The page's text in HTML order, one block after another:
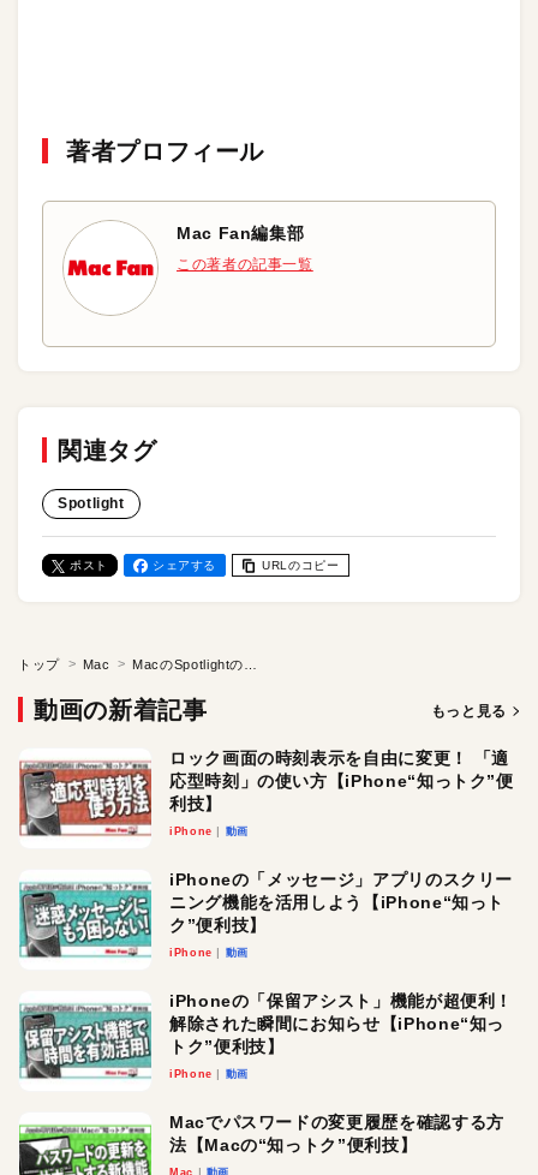
著者プロフィール
Mac Fan編集部
この著者の記事一覧
関連タグ
Spotlight
ポスト シェアする URLのコピー
トップ Mac
動画の新着記事 もっと見る
ロック画面の時刻表示を自由に変更！ 「適
応型時刻」の使い方【iPhone“知っトク”便
利技】
iPhone 動画
iPhoneの「メッセージ」アプリのスクリー
ニング機能を活用しよう【iPhone“知っト
ク”便利技】
iPhone 動画
iPhoneの「保留アシスト」機能が超便利！
解除された瞬間にお知らせ【iPhone“知っ
トク”便利技】
iPhone 動画
Macでパスワードの変更履歴を確認する方
法【Macの“知っトク”便利技】
Mac 動画